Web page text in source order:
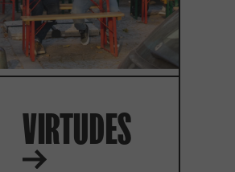
VIRTUDES